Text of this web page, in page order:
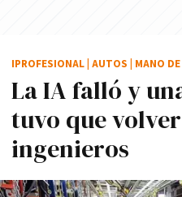
La IA falló y
tuvo que
ingenieros
IPROFESIONAL AUTOS MANO